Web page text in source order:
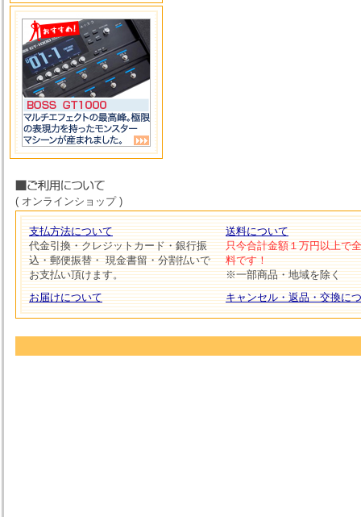
( オンラインショップ )
支払方法について
代金引換・クレジットカード・銀行振
込・郵便振替・ 現金書留・分割払いで
お支払い頂けます。
お届けについて
送料について
只今合計金額１万円以上で
料です！
※一部商品・地域を除く
キャンセル・返品・交換に